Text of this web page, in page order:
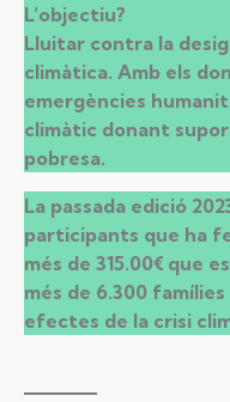
L’objectiu?
Lluitar contra la
climàtica. Amb els
emergències
climàtic donant
pobresa.
La passada edició
participants que ha
més de 315.00€ que
més de 6.300
efectes de la crisi